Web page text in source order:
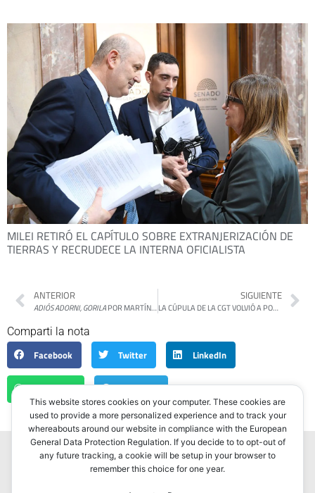
MILEI RETIRÓ EL CAPÍTULO SOBRE EXTRANJERIZACIÓN DE
TIERRAS Y RECRUDECE LA INTERNA OFICIALISTA
ANTERIOR
ADIÓS ADORNI, GORILAPOR MARTÍN GAMBAROTTA
SIGUIENTE
LA CÚPULA DE LA CGT VOLVIÓ A POSTERGAR EL PARO GENERAL Y GANA TIEMPO FRENTE A LA REFORMA LABORAL
Comparti la nota
Facebook
Twitter LinkedIn
WhatsApp Telegram
This website stores cookies on your computer. These cookies are
used to provide a more personalized experience and to track your
whereabouts around our website in compliance with the European
General Data Protection Regulation. If you decide to to opt-out of
any future tracking, a cookie will be setup in your browser to
remember this choice for one year.